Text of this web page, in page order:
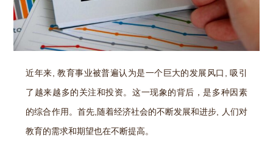
近年来, 教育事业被普遍认为是一个巨大的发展风口, 吸引
了越来越多的关注和投资。这一现象的背后，是多种因素
的综合作用。首先,随着经济社会的不断发展和进步, 人们对
教育的需求和期望也在不断提高。